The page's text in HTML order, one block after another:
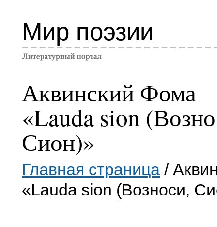
Мир поэзии
Аквинский Фома
«Lauda sion
Сион)»
Главная страница /
«Lauda sion (Возноси,